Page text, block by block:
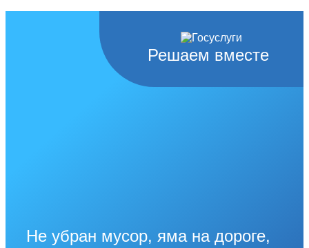
Решаем вместе
Не убран мусор, яма на дороге,